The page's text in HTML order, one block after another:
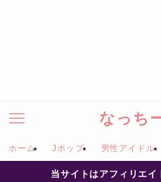
なっち
ホーム Jポップ 男性アイドル
当サイトはアフィリエ